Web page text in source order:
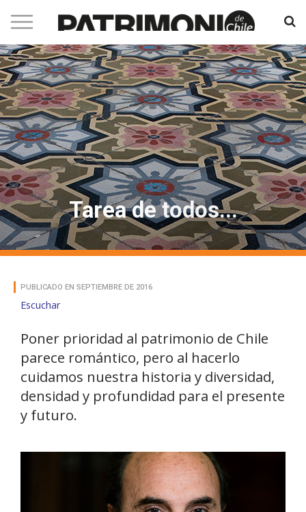
Tarea de todos...
PUBLICADO EN SEPTIEMBRE DE 2016
Escuchar
Poner prioridad al patrimonio de Chile
parece romántico, pero al hacerlo
cuidamos nuestra historia y diversidad,
densidad y profundidad para el presente
y futuro.